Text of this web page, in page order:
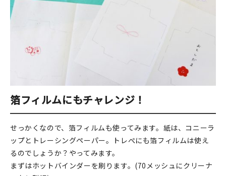
箔フィルムにもチャレンジ！
せっかくなので、箔フィルムも使ってみます。紙は、コニーラ
ップとトレーシングペーパー。トレぺにも箔フィルムは使え
るのでしょうか？やってみます。
まずはホットバインダーを刷ります。(70メッシュにクリーナ